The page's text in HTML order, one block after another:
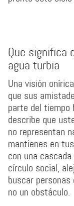
Que significa
agua turbia
Una visión
que sus
parte del tiempo
describe que
no representan
mantienes en
con una
círculo social,
buscar
no un obstáculo.